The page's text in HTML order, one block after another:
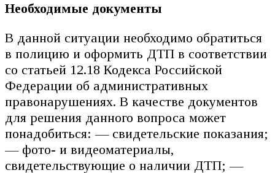
Необходимые документы
В данной ситуации необходимо обратиться
в полицию и оформить ДТП в соответствии
со статьей 12.18 Кодекса Российской
Федерации об административных
правонарушениях. В качестве документов
для решения данного вопроса может
понадобиться: — свидетельские показания;
— фото- и видеоматериалы,
свидетельствующие о наличии ДТП; —